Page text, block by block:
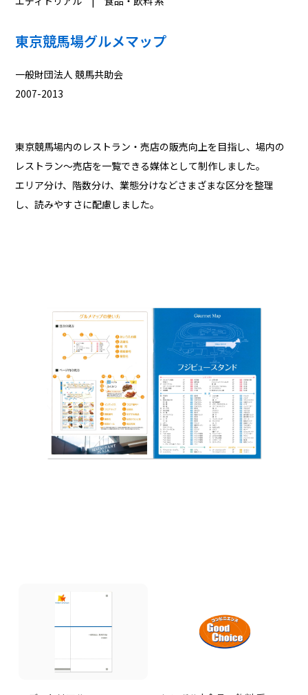
東京競馬場グルメマップ
一般財団法人 競馬共助会
2007-2013
東京競馬場内のレストラン・売店の販売向上を目指し、場内の
レストラン〜売店を一覧できる媒体として制作しました。
エリア分け、階数分け、業態分けなどさまざまな区分を整理
し、読みやすさに配慮しました。